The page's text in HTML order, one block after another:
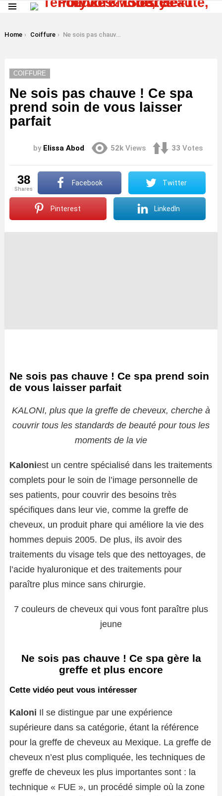
You are here:
Home Coiffure Ne sois pas chauve ! Ce spa prend soin de vous laisser parfait
COIFFURE
Ne sois pas chauve ! Ce spa
prend soin de vous laisser
parfait
by Elissa Abod 52k Views 33 Votes
38
shares
Facebook Twitter
Pinterest LinkedIn
Ne sois pas chauve ! Ce spa prend soin
de vous laisser parfait
KALONI, plus que la greffe de cheveux, cherche à
couvrir tous les standards de beauté pour tous les
moments de la vie
Kaloniest un centre spécialisé dans les traitements
complets pour le soin de l’image personnelle de
ses patients, pour couvrir des besoins très
spécifiques dans leur vie, comme la greffe de
cheveux, un produit phare qui améliore la vie des
hommes depuis 2005. De plus, ils avoir des
traitements du visage tels que des nettoyages, de
l’acide hyaluronique et des traitements pour
paraître plus mince sans chirurgie.
7 couleurs de cheveux qui vous font paraître plus
jeune
Ne sois pas chauve ! Ce spa gère la
greffe et plus encore
Cette vidéo peut vous intéresser
Kaloni Il se distingue par une expérience
supérieure dans sa catégorie, étant la référence
pour la greffe de cheveux au Mexique. La greffe de
cheveux n’est plus compliquée, les techniques de
greffe de cheveux les plus importantes sont : la
technique « FUE », un procédé simple où la zone